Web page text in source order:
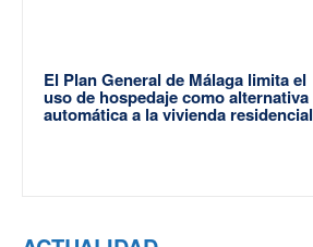
El Plan General de Málaga limita el
uso de hospedaje como alternativa
automática a la vivienda residencial